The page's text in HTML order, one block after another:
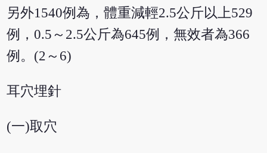
另外1540例為，體重減輕2.5公斤以上529
例，0.5～2.5公斤為645例，無效者為366
例。(2～6)
耳穴埋針
(一)取穴